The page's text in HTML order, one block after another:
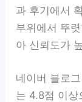
과 후기에서
부위에서 뚜
아 신뢰도가
네이버 블로
는 4.8점 이상